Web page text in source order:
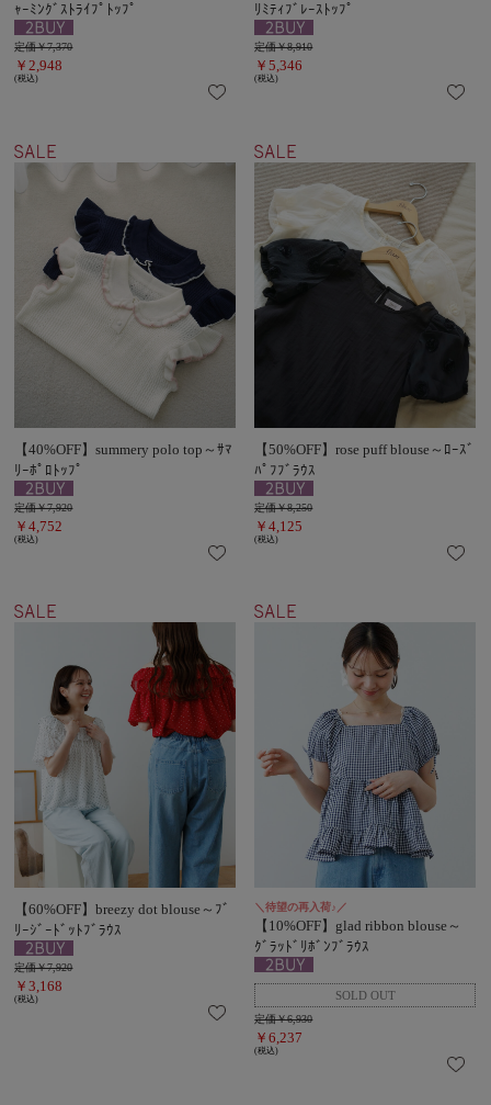
ｬｰﾐﾝｸﾞｽﾄﾗｲﾌﾟﾄｯﾌﾟ
定価￥7,370
￥2,948
(税込)
ﾘﾐﾃｨﾌﾞﾚｰｽﾄｯﾌﾟ
定価￥8,910
￥5,346
(税込)
【40%OFF】summery polo top～ｻﾏ
ﾘｰﾎﾟﾛﾄｯﾌﾟ
定価￥7,920
￥4,752
(税込)
【50%OFF】rose puff blouse～ﾛｰｽﾞ
ﾊﾟﾌﾌﾞﾗｳｽ
定価￥8,250
￥4,125
(税込)
【60%OFF】breezy dot blouse～ﾌﾞ
ﾘｰｼﾞｰﾄﾞｯﾄﾌﾞﾗｳｽ
定価￥7,920
￥3,168
(税込)
＼待望の再入荷♪／
【10%OFF】glad ribbon blouse～
ｸﾞﾗｯﾄﾞﾘﾎﾞﾝﾌﾞﾗｳｽ
定価￥6,930
￥6,237
(税込)